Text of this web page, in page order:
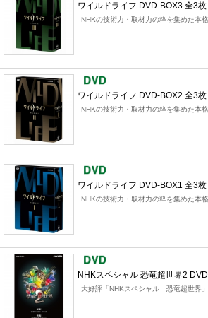
ワイルドライフ DVD-BOX3 全3枚
NHKの技術力・取材力の粋を集めた本
ワイルドライフ DVD-BOX2 全3枚
NHKの技術力・取材力の粋を集めた本
ワイルドライフ DVD-BOX1 全3枚
NHKの技術力・取材力の粋を集めた本
NHKスペシャル 恐竜超世界2
大好評「NHKスペシャル 恐竜超世界」